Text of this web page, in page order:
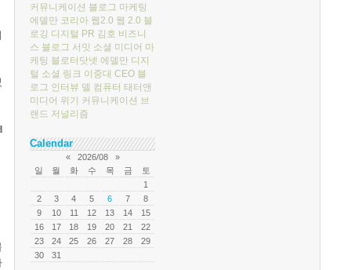
커뮤니케이션 블로그 마케팅
에델만 코리아 웹2.0 웹 2.0 블
로깅 디지털 PR 김호 비즈니
스 블로그 서밋 소셜 미디어 마
케팅 블로터닷넷 에델만 디지
털 소셜 링크 이중대 CEO 블
로그 인터뷰 델 컴퓨터 태터앤
미디어 위기 커뮤니케이션 브
랜드 저널리즘
Calendar
« 2026/08
»
일
월 화 수 목 금
토
1
2
3 4 5 6 7
8
9
10 11 12 13 14
15
16
17 18 19 20 21
22
23
24 25 26 27 28
29
30
31